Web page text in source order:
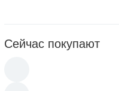
Сейчас покупают